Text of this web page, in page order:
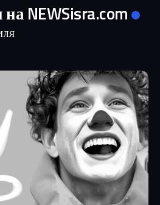
NEWSisra.com